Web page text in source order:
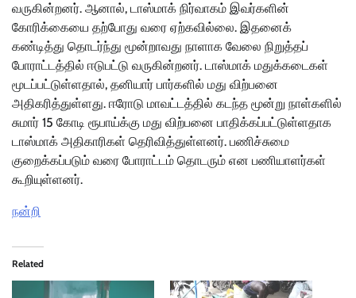
வருகின்றனர். ஆனால், டாஸ்மாக் நிர்வாகம் இவர்களின்
கோரிக்கையை தற்போது வரை ஏற்கவில்லை. இதனைக்
கண்டித்து தொடர்ந்து மூன்றாவது நாளாக வேலை நிறுத்தப்
போராட்டத்தில் ஈடுபட்டு வருகின்றனர். டாஸ்மாக் மதுக்கடைகள்
மூடப்பட்டுள்ளதால், தனியார் பார்களில் மது விற்பனை
அதிகரித்துள்ளது. ஈரோடு மாவட்டத்தில் கடந்த மூன்று நாள்களில்
சுமார் 15 கோடி ரூபாய்க்கு மது விற்பனை பாதிக்கப்பட்டுள்ளதாக
டாஸ்மாக் அதிகாரிகள் தெரிவித்துள்ளனர். பணிச்சுமை
குறைக்கப்படும் வரை போராட்டம் தொடரும் என பணியாளர்கள்
கூறியுள்ளனர்.
நன்றி
Related